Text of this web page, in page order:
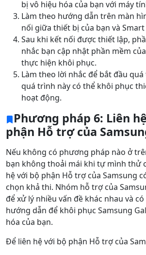
bị vô hiệu hóa của bạn với máy
Làm theo hướng dẫn trên màn
nối giữa thiết bị của bạn và Smart
Sau khi kết nối được thiết lập,
nhắc bạn cập nhật phần mềm
thực hiện khôi phục.
Làm theo lời nhắc để bắt đầu
quá trình này có thể khôi phục
hoạt động.
Phương pháp 6: Liên
phận Hỗ trợ của
Nếu không có phương pháp nào ở
bạn không thoải mái khi tự mình thử
hệ với bộ phận Hỗ trợ của Samsung
chọn khả thi. Nhóm hỗ trợ của
để xử lý nhiều vấn đề khác nhau và
hướng dẫn để khôi phục Samsung
hóa của bạn.
Để liên hệ với bộ phận Hỗ trợ của